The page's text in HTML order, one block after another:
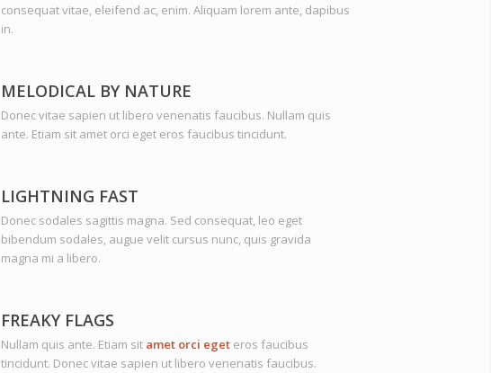
consequat vitae, eleifend ac, enim. Aliquam lorem ante, dapibus
in.
MELODICAL BY NATURE
Donec vitae sapien ut libero venenatis faucibus. Nullam quis
ante. Etiam sit amet orci eget eros faucibus tincidunt.
LIGHTNING FAST
Donec sodales sagittis magna. Sed consequat, leo eget
bibendum sodales, augue velit cursus nunc, quis gravida
magna mi a libero.
FREAKY FLAGS
Nullam quis ante. Etiam sit amet orci egeteros faucibus
tincidunt. Donec vitae sapien ut libero venenatis faucibus.